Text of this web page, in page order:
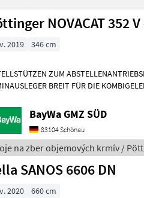
2019 346 cm
ZUM
BREIT FÜR DIE
BayWa GMZ SÜD
83104 Schönau
na zber objemových krmív /
SANOS 6606 DN
2020 660 cm